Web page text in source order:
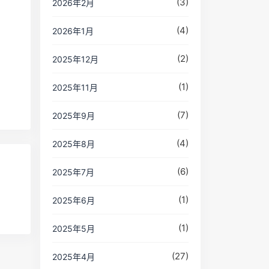
2026年2月
2026年1月 (4)
2025年12月 (2)
2025年11月 (1)
2025年9月 (7)
2025年8月 (4)
2025年7月 (6)
2025年6月 (1)
2025年5月 (1)
2025年4月 (27)